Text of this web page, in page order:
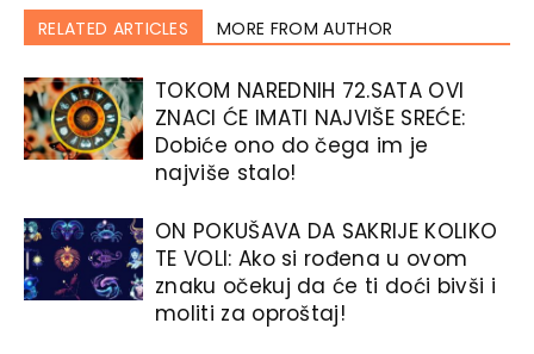
RELATED ARTICLES MORE FROM AUTHOR
TOKOM NAREDNIH 72.SATA OVI
ZNACI ĆE IMATI NAJVIŠE SREĆE:
Dobiće ono do čega im je
najviše stalo!
ON POKUŠAVA DA SAKRIJE KOLIKO
TE VOLI: Ako si rođena u ovom
znaku očekuj da će ti doći bivši i
moliti za oproštaj!